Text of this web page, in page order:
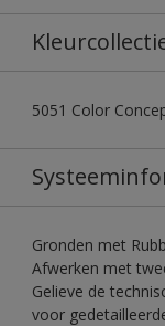
5051 Color
Gronden met
Afwerken met
Gelieve de
voor